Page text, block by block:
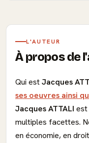
L'AUTEUR
À propos de
Qui estJacques
ses oeuvres ainsi
Jacques ATTALI est
multiples facettes.
en économie, en